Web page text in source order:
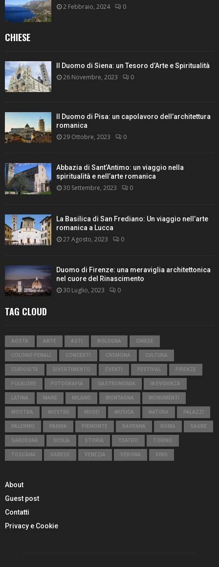
2 Febbraio, 2024 0
CHIESE
Il Duomo di Siena: un Tesoro d’Arte e Spiritualità
26 Novembre, 2023 0
Il Duomo di Pisa: un capolavoro dell’architettura
romanica
29 Ottobre, 2023 0
Abbazia di Sant’Antimo: un viaggio nella
spiritualità e nell’arte romanica
30 Settembre, 2023 0
La Basilica di San Frediano: Un viaggio nell’arte
romanica a Lucca
27 Agosto, 2023 0
Duomo di Firenze: una meraviglia architettonica
nel cuore del Rinascimento
30 Luglio, 2023 0
TAG CLOUD
AOSTA ARTE ASTI BOLOGNA CHIESE
COLONIE PENALI CONCERTI CREMONA CULTURA
CURIOSITÀ DIVERTIMENTO EVENTI FESTIVAL FIRENZE
FOLKLORE FOTOGRAFIA GASTRONOMIA IN EVIDENZA
LATINA MARE MILANO MONTAGNA MONUMENTI
MOSTRA MOSTRE MUSEI MUSICA NATURA PALAZZI
PALERMO PARMA PIEMONTE RAVENNA ROMA SAGRE
SARDEGNA SICILIA STORIA TEATRO TORINO
TOSCANA VARESE VENEZIA VERONA VINO
About
Guest post
Contatti
Privacy e Cookie